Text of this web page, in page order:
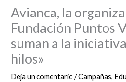
Avianca, la
Fundación Puntos
suman a la
hilos»
Deja un comentario /Campañas,